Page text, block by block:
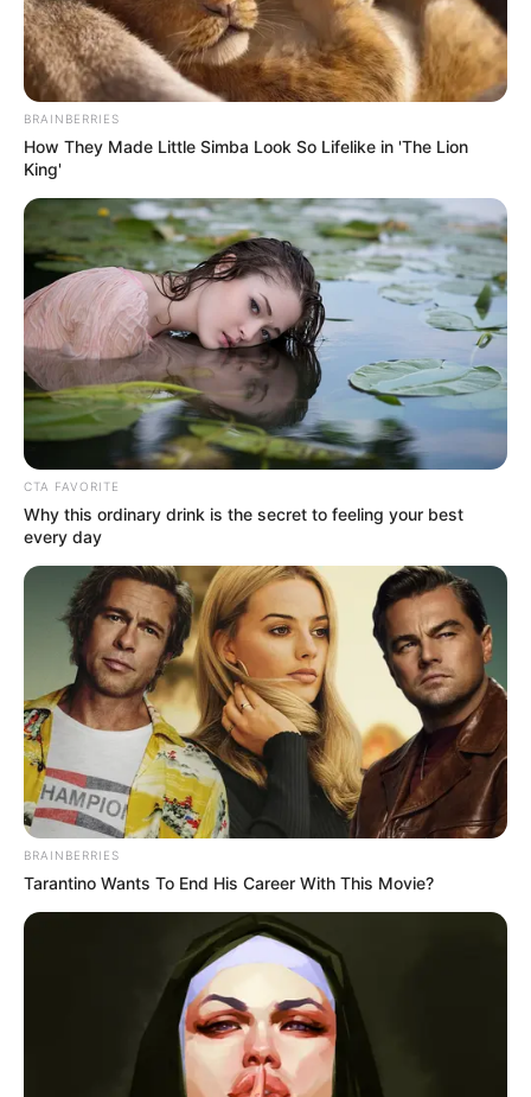
7. Ahjumma untuk wanita dan Ahjussi untuk pria
yang digunakan untuk orang yang sudah paruh baya.
Hati-hati ya panggilan ini sensitif
(foto: kr.hanx)
8. Drama Korea tema pendidikan kerap mendengar
kata Sunbae yang artinya kakak senior. Ada juga
Sunbae-nim untuk lebih formal
(foto: soompi)
9. Sedangkan kakak senior kepada adik kelas
biasanya memanggilHoobae. Tapi jarang dipakai,
kebanyakan memanggil nama
BRAINBERRIES
How They Made Little Simba Look So Lifelike in 'The Lion
King'
CTA FAVORITE
Why this ordinary drink is the secret to feeling your best
every day
BRAINBERRIES
Tarantino Wants To End His Career With This Movie?